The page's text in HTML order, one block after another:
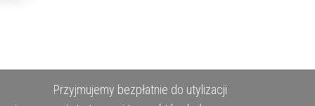
Przyjmujemy bezpłatnie do utylizacji